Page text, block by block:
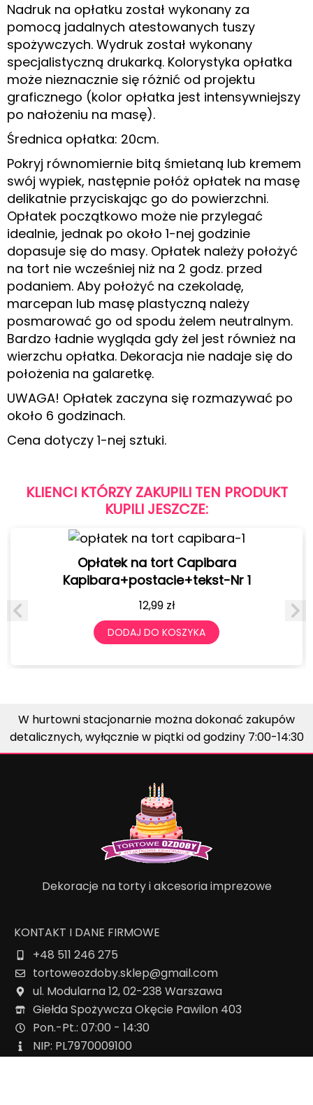
Nadruk na opłatku został wykonany za
pomocą jadalnych atestowanych tuszy
spożywczych. Wydruk został wykonany
specjalistyczną drukarką. Kolorystyka opłatka
może nieznacznie się różnić od projektu
graficznego (kolor opłatka jest intensywniejszy
po nałożeniu na masę).
Średnica opłatka: 20cm.
Pokryj równomiernie bitą śmietaną lub kremem
swój wypiek, następnie połóż opłatek na masę
delikatnie przyciskając go do powierzchni.
Opłatek początkowo może nie przylegać
idealnie, jednak po około 1-nej godzinie
dopasuje się do masy. Opłatek należy położyć
na tort nie wcześniej niż na 2 godz. przed
podaniem. Aby położyć na czekoladę,
marcepan lub masę plastyczną należy
posmarować go od spodu żelem neutralnym.
Bardzo ładnie wygląda gdy żel jest również na
wierzchu opłatka. Dekoracja nie nadaje się do
położenia na galaretkę.
UWAGA! Opłatek zaczyna się rozmazywać po
około 6 godzinach.
Cena dotyczy 1-nej sztuki.
KLIENCI KTÓRZY ZAKUPILI TEN PRODUKT
KUPILI JESZCZE:
Opłatek na tort Capibara
Kapibara+postacie+tekst-Nr 1
12,99 zł
DODAJ DO KOSZYKA
W hurtowni stacjonarnie można dokonać zakupów
detalicznych, wyłącznie w piątki od godziny 7:00-14:30
Dekoracje na torty i akcesoria imprezowe
KONTAKT I DANE FIRMOWE
+48 511 246 275
tortoweozdoby.sklep@gmail.com
ul. Modularna 12, 02-238 Warszawa
Giełda Spożywcza Okęcie Pawilon 403
Pon.-Pt.: 07:00 - 14:30
NIP: PL7970009100